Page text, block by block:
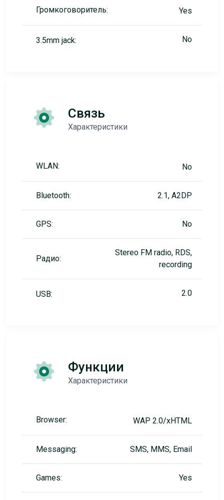
Громкоговоритель: Yes
3.5mm jack: No
Связь
Характеристики
WLAN: No
Bluetooth: 2.1, A2DP
GPS: No
Радио:
Stereo FM radio, RDS,
recording
USB: 2.0
Функции
Характеристики
Browser: WAP 2.0/xHTML
Messaging: SMS, MMS, Email
Games: Yes